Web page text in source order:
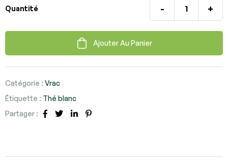
Quantité - +
Ajouter Au Panier
Catégorie : Vrac
Étiquette : Thé blanc
Partager :
Facebook
TwitterLinkedin